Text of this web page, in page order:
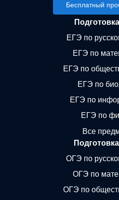
Бесплатный
ЕГЭ по
ЕГЭ по
ЕГЭ по
ЕГЭ по
ЕГЭ по
ЕГЭ по
Все
ОГЭ по
ОГЭ по
ОГЭ по